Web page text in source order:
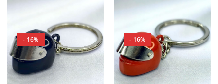
- 16% - 16%